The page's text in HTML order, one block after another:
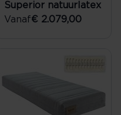
Superior natuurlatex
Vanaf€ 2.079,00